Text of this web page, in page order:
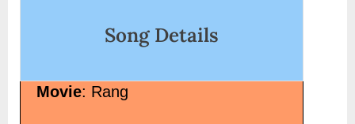
Song Details
Movie: Rang